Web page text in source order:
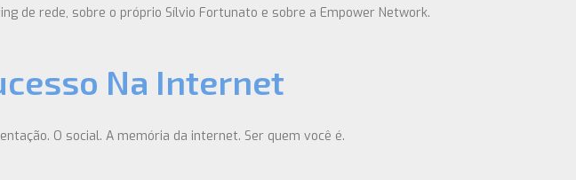
de rede, sobre o próprio Sílvio Fortunato e sobre a Empower Network.
Na Internet
O social. A memória da internet. Ser quem você é.